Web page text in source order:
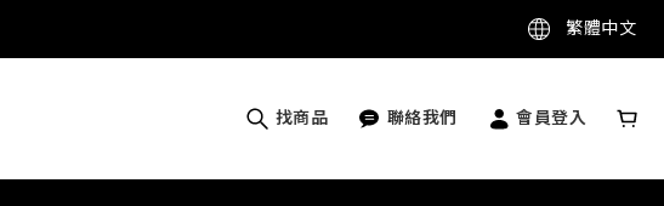
繁體中文
找商品 聯絡我們 會員登入